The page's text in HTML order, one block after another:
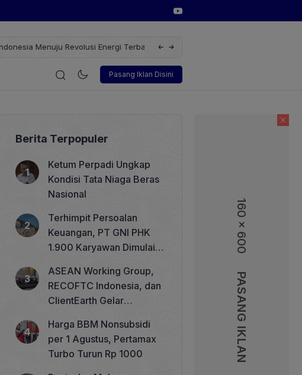
160 x 600
PASANG IKLAN
Energi Terbarukan dengan Solusi
Wakil Direktur Utama PT Pelindo,
Pasang Iklan Disini
Korporasi Teknologi Otomotif
Berita Terpopuler
Ketum Perpadi Ungkap
Kondisi Tata Niaga Beras
Nasional
Terhimpit Persoalan
Keuangan, PT GNI PHK
1.900 Karyawan Dimulai 5
ASEAN Working Group,
RECOFTC Indonesia, dan
ClientEarth Gelar
Memperkuat Tata Kelola
Perhutanan Sosial
Harga BBM Nonsubsidi
per 1 Agustus, Pertamax
Turbo Turun Rp 1000